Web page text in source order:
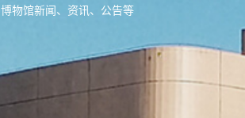
博物馆新闻、资讯、公告等